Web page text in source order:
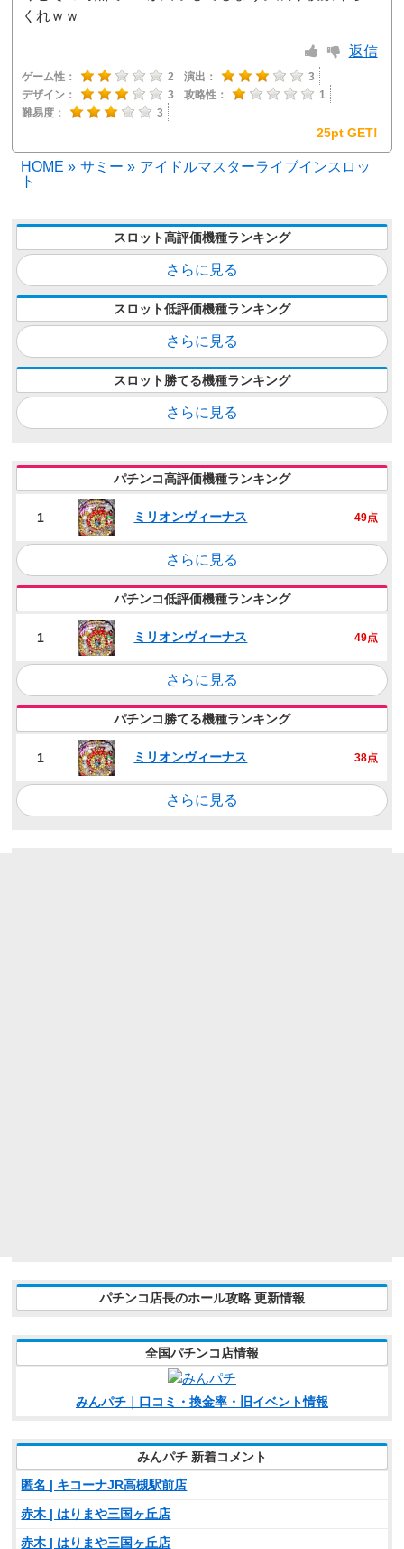
くれｗｗ
返信
ゲーム性： 2 演出：
3
デザイン：
3 攻略性：
1
難易度：
3
25pt GET!
HOME » サミー » アイドルマスターライブインスロッ
ト
スロット高評価機種ランキング
さらに見る
スロット低評価機種ランキング
さらに見る
スロット勝てる機種ランキング
さらに見る
パチンコ高評価機種ランキング
1 ミリオンヴィーナス 49点
さらに見る
パチンコ低評価機種ランキング
1 ミリオンヴィーナス 49点
さらに見る
パチンコ勝てる機種ランキング
1 ミリオンヴィーナス 38点
さらに見る
パチンコ店長のホール攻略 更新情報
全国パチンコ店情報
みんパチ｜口コミ・換金率・旧イベント情報
みんパチ 新着コメント
匿名 | キコーナJR高槻駅前店
赤木 | はりまや三国ヶ丘店
赤木 | はりまや三国ヶ丘店